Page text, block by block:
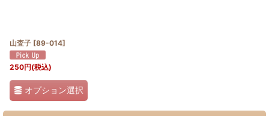
山査子 [89-014]
250円(税込)
オプション選択